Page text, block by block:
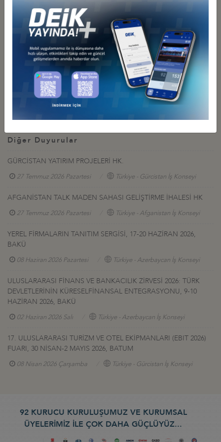
başvuru formu
Özbekistan proje listesi
tacikistan proje listesi
taslak program
ikili görüşme heyet listesi
Diğer Duyurular
GÜRCİSTAN YATIRIM PROJELERİ HK.
27 Temmuz 2026 Pazartesi Türkiye - Gürcistan İş Konseyi
AFGANİSTAN TALK MADEN SAHASI GELİŞTİRME İHALESİ HK
27 Temmuz 2026 Pazartesi Türkiye - Afganistan İş Konseyi
YEREL FİRMALARIN TANITIM SERGİSİ, 17-20 HAZİRAN 2026,
BAKÜ
08 Haziran 2026 Pazartesi Türkiye - Azerbaycan İş Konseyi
ULUSLARARASI FİNANS VE BANKACILIK ZİRVESİ 2026: TÜRK
DEVLETLERİNİN KÜRESELFİNANSAL ENTEGRASYONU, 9-10
HAZİRAN 2026, BAKÜ
02 Haziran 2026 Salı Türkiye - Azerbaycan İş Konseyi
17. ULUSLARARASI TURİZM VE OTEL EKİPMANLARI (EBIT 2026)
FUARI, 30 NİSAN-2 MAYIS 2026, BATUM
08 Nisan 2026 Çarşamba Türkiye - Gürcistan İş Konseyi
92 KURUCU KURULUŞUMUZ VE KURUMSAL
ÜYELERİMİZ İLE ÇOK DAHA GÜÇLÜYÜZ...